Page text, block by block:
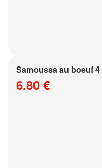
Samoussa au boeuf
6.80 €